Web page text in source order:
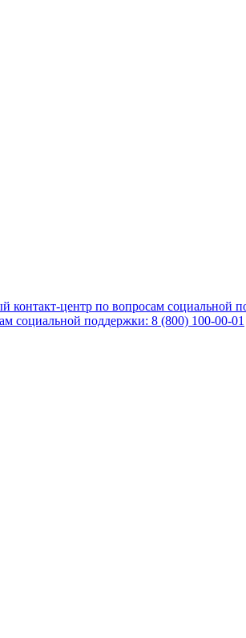
контакт-центр по вопросам социальной
социальной поддержки: 8 (800) 100-00-01